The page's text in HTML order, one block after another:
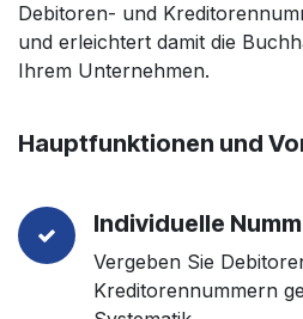
Debitoren- und
und erleichtert damit die
Ihrem Unternehmen.
Hauptfunktionen und
Individuelle
Vergeben Sie
Kreditorennummern